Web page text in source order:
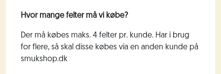
Hvor mange felter må vi købe?
Der må købes maks. 4 felter pr. kunde. Har i brug
for flere, så skal disse købes via en anden kunde på
smukshop.dk